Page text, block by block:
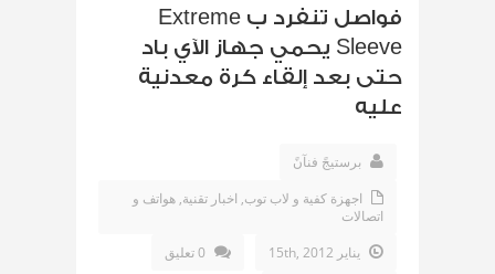
فواصل تنفرد ب Extreme
Sleeve يحمي جهاز الآي باد
حتى بعد إلقاء كرة معدنية
عليه
برستيجً فنآنً
اجهزة كفية و لاب توب, اخبار تقنية, هواتف و
اتصالات
يناير 15th, 2012
0 تعليق